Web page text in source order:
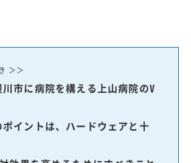
＞＞
市に病院を構える上山病院のV
イントは、ハードウェアと十